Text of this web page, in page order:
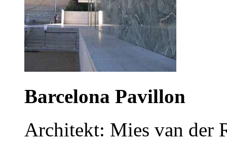
Barcelona Pavillon
Architekt: Mies van der